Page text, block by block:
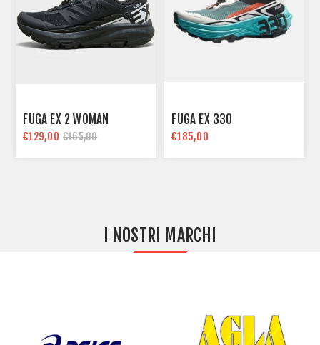
FUGA EX 2 WOMAN
€129,00 €165,00
FUGA EX 330
€185,00
I NOSTRI MARCHI